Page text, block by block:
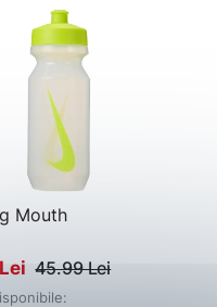
Mouth
45.99 Lei